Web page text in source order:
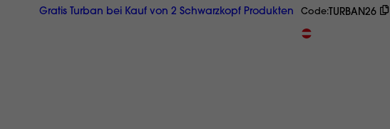
Gratis Turban bei Kauf von 2 Schwarzkopf Produkten Code TURBAN26